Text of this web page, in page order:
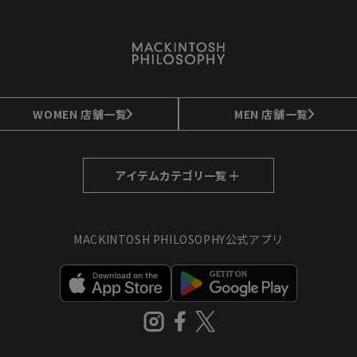
WOMEN 店舗一覧 MEN 店舗一覧
アイテムカテゴリ一覧
すべてのアイテム
コート
ブルゾン
MACKINTOSH PHILOSOPHY公式アプリ